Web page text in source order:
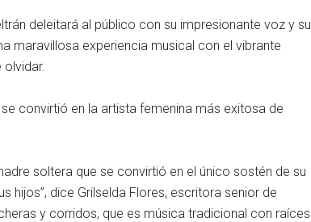
deleitará al público con su impresionante voz y su
maravillosa experiencia musical con el vibrante
olvidar.
convirtió en la artista femenina más exitosa de
soltera que se convirtió en el único sostén de su
hijos”, dice Grilselda Flores, escritora senior de
y corridos, que es música tradicional con raíces